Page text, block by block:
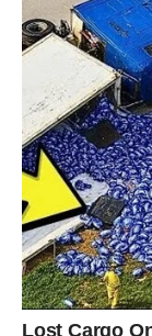
ostavila veliki
Emocije koje
površinu.
Privlačnost
Pred vama su